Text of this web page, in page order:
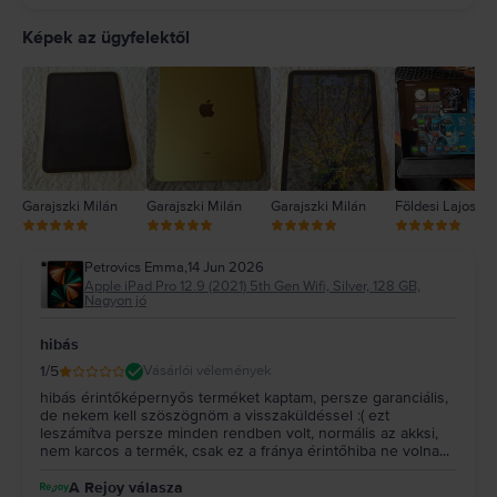
Képek az ügyfelektől
Garajszki Milán Garajszki Milán Garajszki Milán Földesi Lajos
Petrovics Emma,14 Jun 2026
Apple iPad Pro 12.9 (2021) 5th Gen Wifi, Silver, 128 GB,
Nagyon jó
hibás
1/5 Vásárlói vélemények
hibás érintőképernyős terméket kaptam, persze garanciális,
de nekem kell szöszögnöm a visszaküldéssel :( ezt
leszámítva persze minden rendben volt, normális az akksi,
nem karcos a termék, csak ez a fránya érintőhiba ne volna...
A Rejoy válasza